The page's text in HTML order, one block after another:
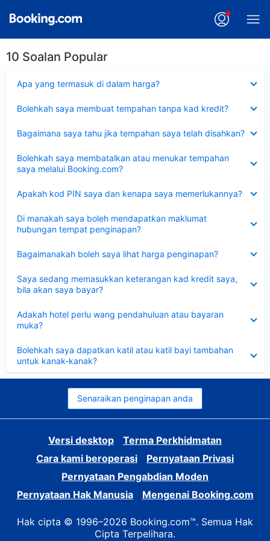
10 Soalan Popular
Apa yang termasuk di dalam harga?
Bolehkah saya membuat tempahan tanpa kad kredit?
Bagaimana saya tahu jika tempahan saya telah disahkan?
Bolehkah saya membatalkan atau menukar tempahan
saya melalui Booking.com?
Apakah kod PIN saya dan kenapa saya memerlukannya?
Di manakah saya boleh mendapatkan maklumat
hubungan tempat penginapan?
Bagaimanakah boleh saya lihat harga penginapan?
Saya sedang memasukkan keterangan kad kredit saya,
bila akan saya bayar?
Adakah hotel perlu wang pendahuluan atau bayaran
muka?
Bolehkah saya dapatkan katil atau katil bayi tambahan
untuk kanak-kanak?
Senaraikan penginapan anda
Versi desktop
Terma Perkhidmatan
Cara kami beroperasi
Pernyataan Privasi
Pernyataan Pengabdian Moden
Pernyataan Hak Manusia
Mengenai Booking.com
Hak cipta © 1996–2026 Booking.com™. Semua Hak
Cipta Terpelihara.